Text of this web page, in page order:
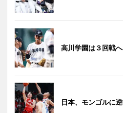
高川学園は３回戦
日本、モンゴルに